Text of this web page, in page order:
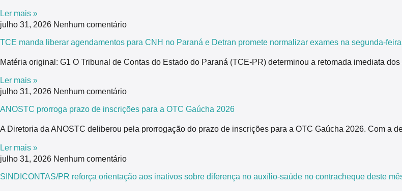
Ler mais »
julho 31, 2026 Nenhum comentário
TCE manda liberar agendamentos para CNH no Paraná e Detran promete normalizar exames na segunda-
Matéria original: G1 O Tribunal de Contas do Estado do Paraná (TCE-PR) determinou a retomada imediata
Ler mais »
julho 31, 2026 Nenhum comentário
ANOSTC prorroga prazo de inscrições para a OTC Gaúcha 2026
A Diretoria da ANOSTC deliberou pela prorrogação do prazo de inscrições para a OTC Gaúcha 2026. Com a
Ler mais »
julho 31, 2026 Nenhum comentário
SINDICONTAS/PR reforça orientação aos inativos sobre diferença no auxílio-saúde no contracheque deste